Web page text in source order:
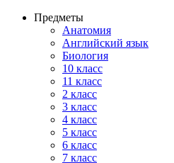
Предметы
Анатомия
Английский язык
Биология
10 класс
11 класс
2 класс
3 класс
4 класс
5 класс
6 класс
7 класс